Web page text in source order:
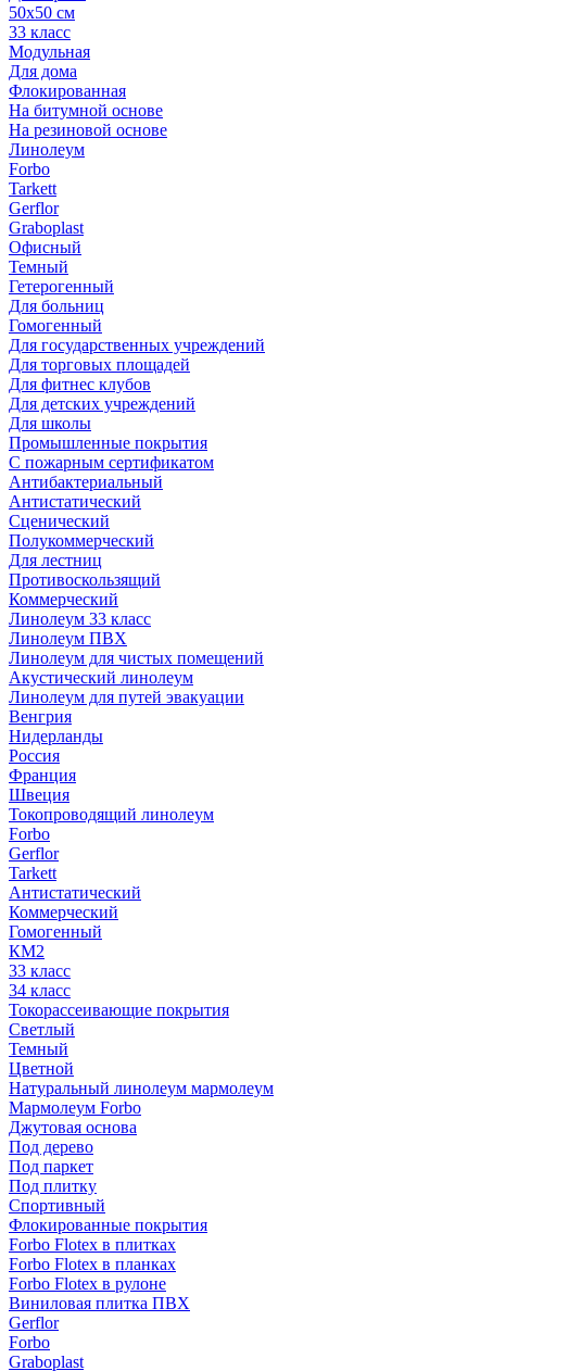
50х50 см
33 класс
Модульная
Для дома
Флокированная
На битумной основе
На резиновой основе
Линолеум
Forbo
Tarkett
Gerflor
Graboplast
Офисный
Темный
Гетерогенный
Для больниц
Гомогенный
Для государственных учреждений
Для торговых площадей
Для фитнес клубов
Для детских учреждений
Для школы
Промышленные покрытия
С пожарным сертификатом
Антибактериальный
Антистатический
Сценический
Полукоммерческий
Для лестниц
Противоскользящий
Коммерческий
Линолеум 33 класс
Линолеум ПВХ
Линолеум для чистых помещений
Акустический линолеум
Линолеум для путей эвакуации
Венгрия
Нидерланды
Россия
Франция
Швеция
Токопроводящий линолеум
Forbo
Gerflor
Tarkett
Антистатический
Коммерческий
Гомогенный
КМ2
33 класс
34 класс
Токорассеивающие покрытия
Светлый
Темный
Цветной
Натуральный линолеум мармолеум
Мармолеум Forbo
Джутовая основа
Под дерево
Под паркет
Под плитку
Спортивный
Флокированные покрытия
Forbo Flotex в плитках
Forbo Flotex в планках
Forbo Flotex в рулоне
Виниловая плитка ПВХ
Gerflor
Forbo
Graboplast